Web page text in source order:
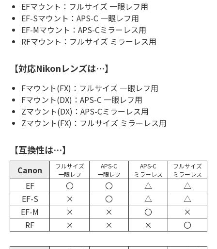
EFマウント：フルサイズ 一眼レフ用
EF-Sマウント：APS-C 一眼レフ用
EF-Mマウント：APS-Cミラーレス用
RFマウント：フルサイズ ミラーレス用
【対応Nikonレンズは…】
Fマウント(FX)：フルサイズ 一眼レフ用
Fマウント(DX)：APS-C 一眼レフ用
Zマウント(DX)：APS-Cミラーレス用
Zマウント(FX)：フルサイズ ミラーレス用
【互換性は…】
Canon
フルサイズ
一眼レフ
APS-C
一眼レフ
APS-C
ミラーレス
フルサイズ
ミラーレス
EF 〇 〇 △
△
EF-S
× 〇 △
△
EF-M
× × 〇
×
RF
× × × 〇